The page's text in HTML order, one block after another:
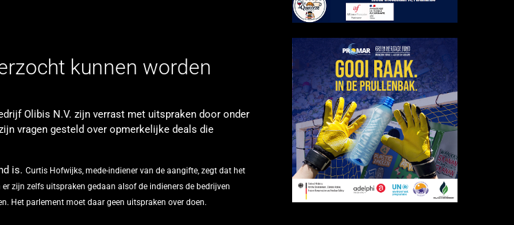
kunnen worden
Olibis N.V. zijn verrast met uitspraken door onder
vragen gesteld over opmerkelijke deals die
is. Curtis Hofwijks, mede-indiener van de aangifte, zegt dat het
zijn zelfs uitspraken gedaan alsof de indieners de bedrijven
Het parlement moet daar geen uitspraken over doen.